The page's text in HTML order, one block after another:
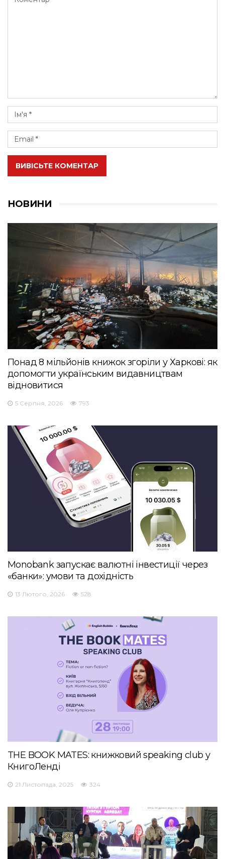
ВИВІСЬТЕ КОМЕНТАР
НОВИНИ
Понад 8 мільйонів книжок згоріли у Харкові: як
допомогти українським видавництвам
відновитися
5 Серпня, 2026 793
Monobank запускає валютні інвестиції через
«банки»: умови та дохідність
13 Лютого, 2026 528
THE BOOK MATES: книжковий speaking club у
КнигоЛенді
21 Листопада, 2025 324